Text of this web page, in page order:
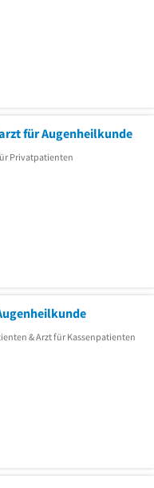
für Augenheilkunde
Privatpatienten
& Arzt für Kassenpatienten